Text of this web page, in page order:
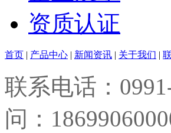
资质认证
首页 | 产品中心 | 新闻资讯 | 关于我们 |
联系电话：
问：